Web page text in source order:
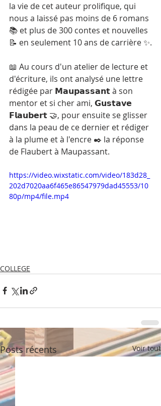
la vie de cet auteur prolifique, qui
nous a laissé pas moins de 6 romans
📚 et plus de 300 contes et nouvelles
📝 en seulement 10 ans de carrière ✨.
📖 Au cours d'un atelier de lecture et
d'écriture, ils ont analysé une lettre
rédigée par 𝗠𝗮𝘂𝗽𝗮𝘀𝘀𝗮𝗻𝘁 à son
mentor et si cher ami, 𝗚𝘂𝘀𝘁𝗮𝘃𝗲
𝗙𝗹𝗮𝘂𝗯𝗲𝗿𝘁 🤝, pour ensuite se glisser
dans la peau de ce dernier et rédiger
à la plume et à l'encre ✒️ la réponse
de Flaubert à Maupassant.
https://video.wixstatic.com/video/183d28_
202d7020aa6f465e86547979dad45553/10
80p/mp4/file.mp4
COLLEGE
Posts récents Voir tout